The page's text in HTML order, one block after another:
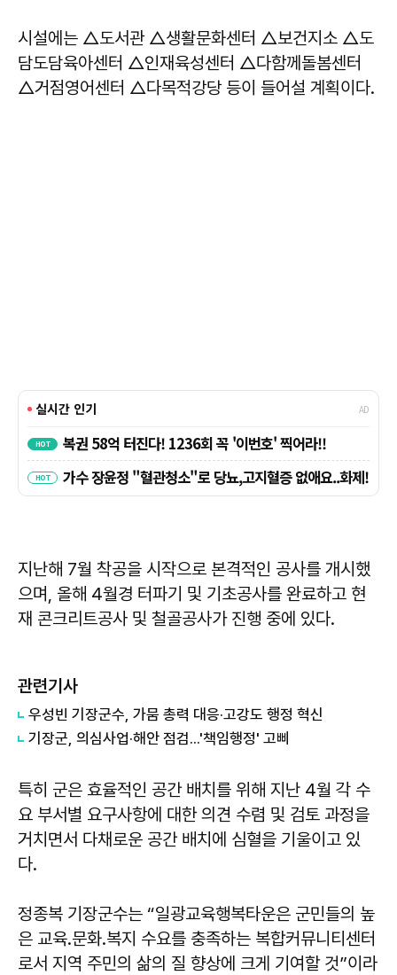
시설에는 △도서관 △생활문화센터 △보건지소 △도
담도담육아센터 △인재육성센터 △다함께돌봄센터
△거점영어센터 △다목적강당 등이 들어설 계획이다.
지난해 7월 착공을 시작으로 본격적인 공사를 개시했
으며, 올해 4월경 터파기 및 기초공사를 완료하고 현
재 콘크리트공사 및 철골공사가 진행 중에 있다.
관련기사
우성빈 기장군수, 가뭄 총력 대응·고강도 행정 혁신
기장군, 의심사업·해안 점검...'책임행정' 고삐
특히 군은 효율적인 공간 배치를 위해 지난 4월 각 수
요 부서별 요구사항에 대한 의견 수렴 및 검토 과정을
거치면서 다채로운 공간 배치에 심혈을 기울이고 있
다.
정종복 기장군수는 “일광교육행복타운은 군민들의 높
은 교육․문화․복지 수요를 충족하는 복합커뮤니티센터
로서 지역 주민의 삶의 질 향상에 크게 기여할 것”이라